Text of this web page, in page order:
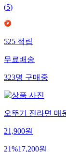
(5)
525적립
무료배송
323명구매중
오뚜기 진라면 매
21,900원